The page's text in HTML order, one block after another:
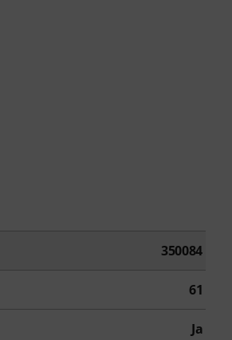
350084
61
Ja